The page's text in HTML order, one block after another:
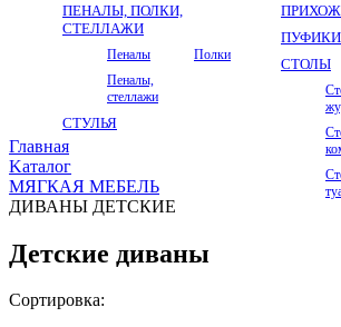
ПЕНАЛЫ, ПОЛКИ,
СТЕЛЛАЖИ
Пеналы
Полки
Пеналы,
стеллажи
СТОЛЫ
СТУЛЬЯ
Главная
Kаталог
МЯГКАЯ МЕБЕЛЬ
ДИВАНЫ ДЕТСКИЕ
Детские диваны
Сортировка: